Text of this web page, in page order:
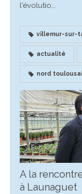
l'évolutio...
villemur-sur-
actualité
nord
A la
à Launaguet